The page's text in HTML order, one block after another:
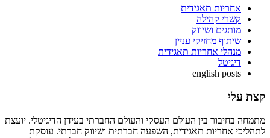
אחריות תאגידית
קשרי קהילה
מותגים ושיווק
שיתוף מחזיקי עניין
מנהלי אחריות תאגידית
דיגיטל
english posts
קצת עלי
מתמחה בחיבור בין העולם העסקי והעולם החברתי בעידן הדיגיטלי. יועצת
לתהליכי אחריות תאגידית, השפעה חברתית ושיווק חברתי. עוסקת